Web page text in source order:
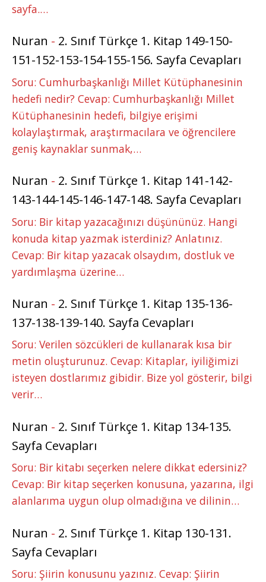
sayfa.…
Nuran - 2. Sınıf Türkçe 1. Kitap 149-150-
151-152-153-154-155-156. Sayfa Cevapları
Soru: Cumhurbaşkanlığı Millet Kütüphanesinin
hedefi nedir? Cevap: Cumhurbaşkanlığı Millet
Kütüphanesinin hedefi, bilgiye erişimi
kolaylaştırmak, araştırmacılara ve öğrencilere
geniş kaynaklar sunmak,…
Nuran - 2. Sınıf Türkçe 1. Kitap 141-142-
143-144-145-146-147-148. Sayfa Cevapları
Soru: Bir kitap yazacağınızı düşününüz. Hangi
konuda kitap yazmak isterdiniz? Anlatınız.
Cevap: Bir kitap yazacak olsaydım, dostluk ve
yardımlaşma üzerine…
Nuran - 2. Sınıf Türkçe 1. Kitap 135-136-
137-138-139-140. Sayfa Cevapları
Soru: Verilen sözcükleri de kullanarak kısa bir
metin oluşturunuz. Cevap: Kitaplar, iyiliğimizi
isteyen dostlarımız gibidir. Bize yol gösterir, bilgi
verir…
Nuran - 2. Sınıf Türkçe 1. Kitap 134-135.
Sayfa Cevapları
Soru: Bir kitabı seçerken nelere dikkat edersiniz?
Cevap: Bir kitap seçerken konusuna, yazarına, ilgi
alanlarıma uygun olup olmadığına ve dilinin…
Nuran - 2. Sınıf Türkçe 1. Kitap 130-131.
Sayfa Cevapları
Soru: Şiirin konusunu yazınız. Cevap: Şiirin